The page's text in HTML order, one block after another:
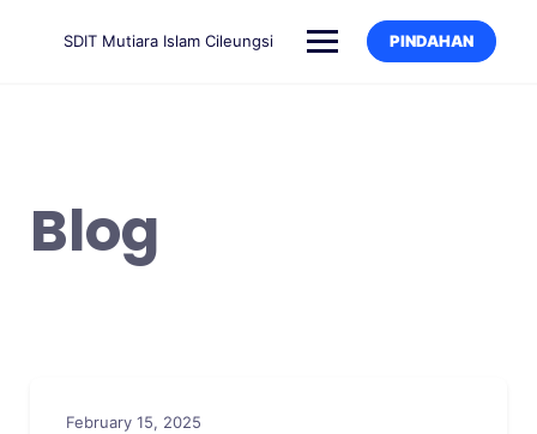
SDIT Mutiara Islam Cileungsi PINDAHAN
Blog
February 15, 2025